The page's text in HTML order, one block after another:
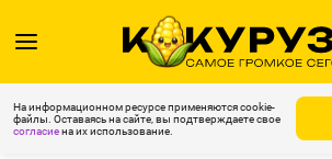
На информационном ресурсе применяются cookie-
файлы. Оставаясь на сайте, вы подтверждаете свое
согласиена их использование.